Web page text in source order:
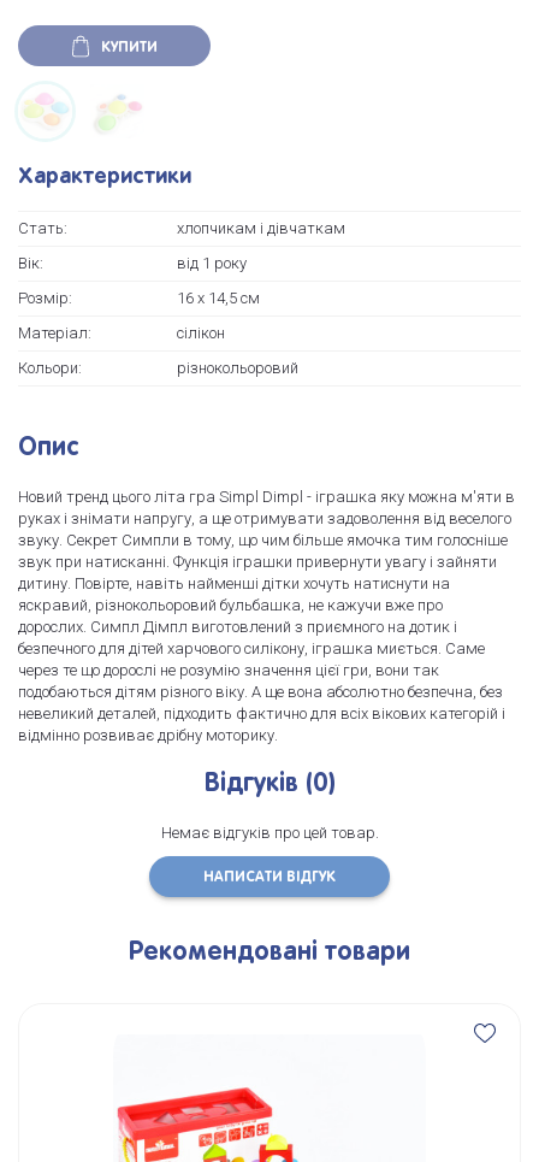
КУПИТИ
Характеристики
Стать:
хлопчикам і дівчаткам
Вік:
від 1 року
Розмір:
16 х 14,5 см
Матеріал:
сілікон
Кольори:
різнокольоровий
Опис
Новий тренд цього літа гра Simpl Dimpl - іграшка яку можна м'яти в
руках і знімати напругу, а ще отримувати задоволення від веселого
звуку. Секрет Симпли в тому, що чим більше ямочка тим голосніше
звук при натисканні. Функція іграшки привернути увагу і зайняти
дитину. Повірте, навіть найменші дітки хочуть натиснути на
яскравий, різнокольоровий бульбашка, не кажучи вже про
дорослих. Симпл Дімпл виготовлений з приємного на дотик і
безпечного для дітей харчового силікону, іграшка миється. Саме
через те що дорослі не розумію значення цієї гри, вони так
подобаються дітям різного віку. А ще вона абсолютно безпечна, без
невеликий деталей, підходить фактично для всіх вікових категорій і
відмінно розвиває дрібну моторику.
Відгуків (0)
Немає відгуків про цей товар.
НАПИСАТИ ВІДГУК
Рекомендовані товари